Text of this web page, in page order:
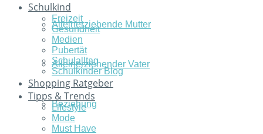
Alleinerziehende Mutter
Alleinerziehender Vater
Beziehung
Schulkind
Freizeit
Gesundheit
Medien
Pubertät
Schulalltag
Schulkinder Blog
Shopping Ratgeber
Tipps & Trends
Lifestyle
Mode
Must Have